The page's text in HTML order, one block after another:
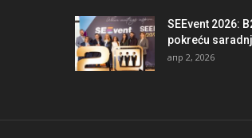
SEEvent 2026:
pokreću
апр 2, 2026